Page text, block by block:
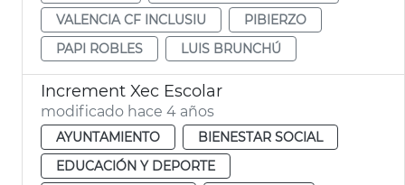
VALENCIA CF INCLUSIU
PIBIERZO
PAPI ROBLES
LUIS BRUNCHÚ
Increment Xec Escolar
modificado hace 4 años
AYUNTAMIENTO
BIENESTAR SOCIAL
EDUCACIÓN Y DEPORTE